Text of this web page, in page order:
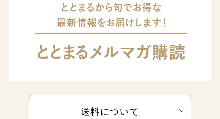
送料について